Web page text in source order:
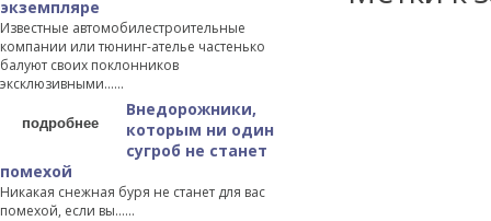
экземпляре
Известные автомобилестроительные
компании или тюнинг-ателье частенько
балуют своих поклонников
эксклюзивными…...
подробнее
Внедорожники,
которым ни один
сугроб не станет
помехой
Никакая снежная буря не станет для вас
помехой, если вы…...